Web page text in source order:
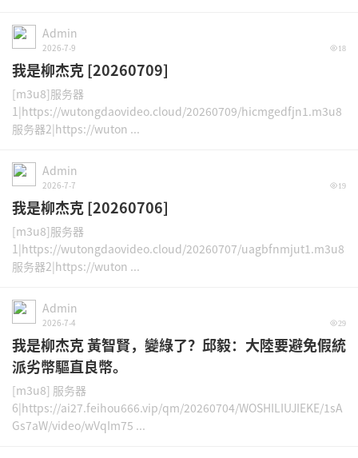
Admin
2026-7-9 18
我是柳杰克 [20260709]
[m3u8]服务器
1|https://wutongdaovideo.cloud/20260709/hicmgedfjn1.m3u8
服务器2|https://wuton ...
Admin
2026-7-7 19
我是柳杰克 [20260706]
[m3u8]服务器
1|https://wutongdaovideo.cloud/20260707/uagbfnmjut1.m3u8
服务器2|https://wuton ...
Admin
2026-7-4 29
我是柳杰克 黃智賢，變綠了？邱毅：大陸要避免假統
派劣幣驅直良幣。
[m3u8] 服务器
6|https://ai27.feihou666.vip/qm/20260704/WOSHILIUJIEKE/1sA
Gs7aW/video/wVqIm75 ...